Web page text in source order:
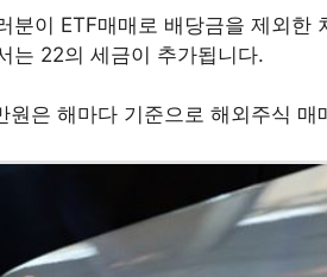
분이 ETF매매로 배당금을 제외
는 22의 세금이 추가됩니다.
원은 해마다 기준으로 해외주식